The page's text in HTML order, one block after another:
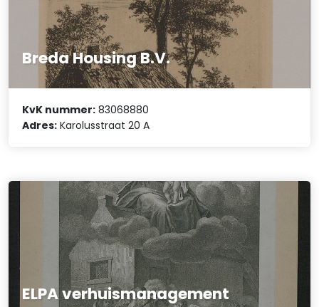
Breda Housing B.V.
KvK nummer: 83068880
Adres: Karolusstraat 20 A
ELPA verhuismanagement